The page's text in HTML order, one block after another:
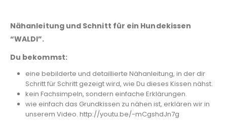
Nähanleitung und Schnitt für ein Hundekissen
“WALDI”.
Du bekommst:
eine bebilderte und detaillierte Nähanleitung, in der dir
Schritt für Schritt gezeigt wird, wie Du dieses Kissen nähst.
kein Fachsimpeln, sondern einfache Erklärungen.
wie einfach das Grundkissen zu nähen ist, erklären wir in
unserem Video. http://youtu.be/-mCgshdJn7g